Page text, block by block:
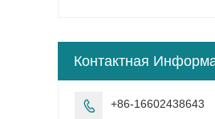
Контактная
 +86-16602438643